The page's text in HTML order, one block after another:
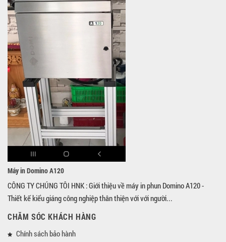
Máy in Domino A120
CÔNG TY CHÚNG TÔI HNK : Giới thiệu về máy in phun Domino A120 -
Thiết kế kiểu giáng công nghiệp thân thiện với với người...
CHĂM SÓC KHÁCH HÀNG
Chính sách bảo hành